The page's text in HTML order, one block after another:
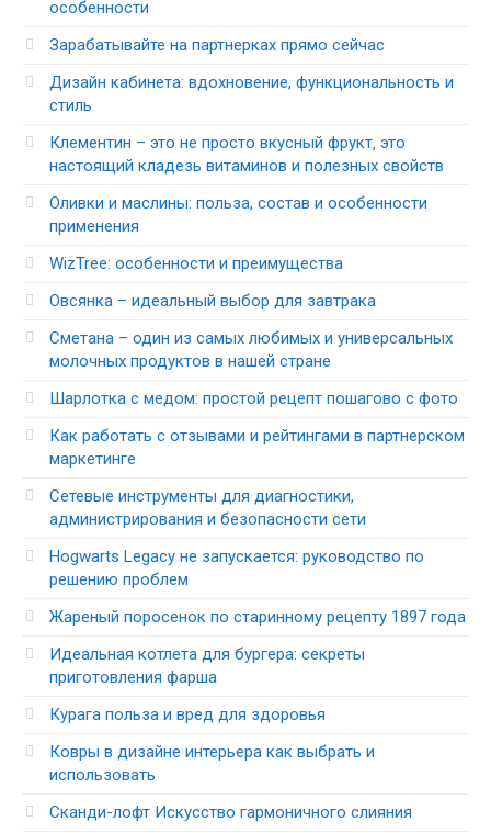
особенности
Зарабатывайте на партнерках прямо сейчас
Дизайн кабинета: вдохновение, функциональность и
стиль
Клементин – это не просто вкусный фрукт‚ это
настоящий кладезь витаминов и полезных свойств
Оливки и маслины: польза, состав и особенности
применения
WizTree: особенности и преимущества
Овсянка – идеальный выбор для завтрака
Сметана – один из самых любимых и универсальных
молочных продуктов в нашей стране
Шарлотка с медом: простой рецепт пошагово с фото
Как работать с отзывами и рейтингами в партнерском
маркетинге
Сетевые инструменты для диагностики,
администрирования и безопасности сети
Hogwarts Legacy не запускается: руководство по
решению проблем
Жареный поросенок по старинному рецепту 1897 года
Идеальная котлета для бургера: секреты
приготовления фарша
Курага польза и вред для здоровья
Ковры в дизайне интерьера как выбрать и
использовать
Сканди-лофт Искусство гармоничного слияния